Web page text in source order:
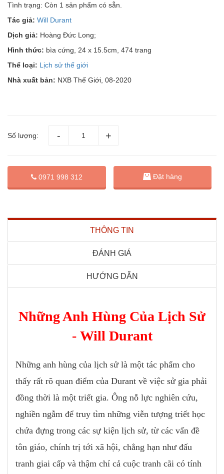
Tình trạng: Còn 1 sản phẩm có sẵn.
Tác giả: Will Durant
Dịch giả: Hoàng Đức Long;
Hình thức: bìa cứng, 24 x 15.5cm, 474 trang
Thể loại: Lịch sử thế giới
Nhà xuất bản: NXB Thế Giới, 08-2020
Số lượng:
0971 998 312 Đặt hàng
THÔNG TIN
ĐÁNH GIÁ
HƯỚNG DẪN
Những Anh Hùng Của Lịch Sử
- Will Durant
Những anh hùng của lịch sử là một tác phẩm cho
thấy rất rõ quan điểm của Durant về việc sử gia phải
đồng thời là một triết gia. Ông nỗ lực nghiên cứu,
nghiền ngẫm để truy tìm những viễn tượng triết học
chứa đựng trong các sự kiện lịch sử, từ các vấn đề
tôn giáo, chính trị tới xã hội, chẳng hạn như đấu
tranh giai cấp và thậm chí cả cuộc tranh cãi có tính